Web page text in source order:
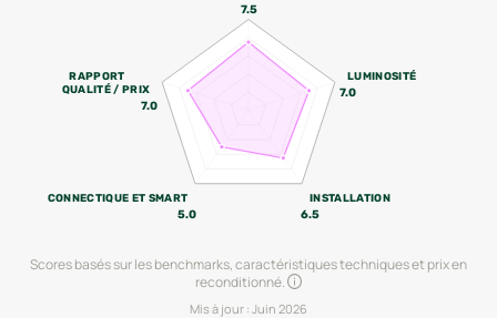
7.5
LUMINOSITÉ
7.0
INSTALLATION
6.5
CONNECTIQUE ET SMART
5.0
RAPPORT
QUALITÉ / PRIX
7.0
Scores basés sur les benchmarks, caractéristiques techniques et prix en
reconditionné.
Mis à jour : Juin 2026